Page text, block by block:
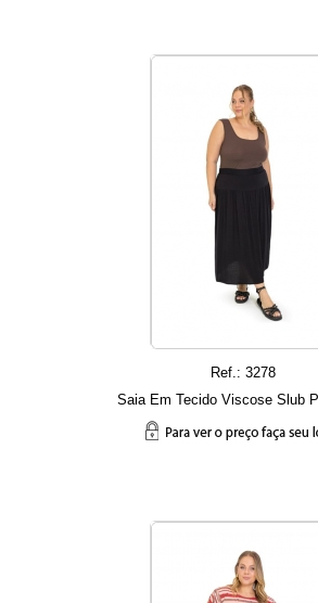
Ref.: 3278
Saia Em Tecido Viscose Slub